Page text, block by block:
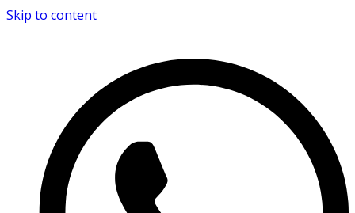
Skip to content